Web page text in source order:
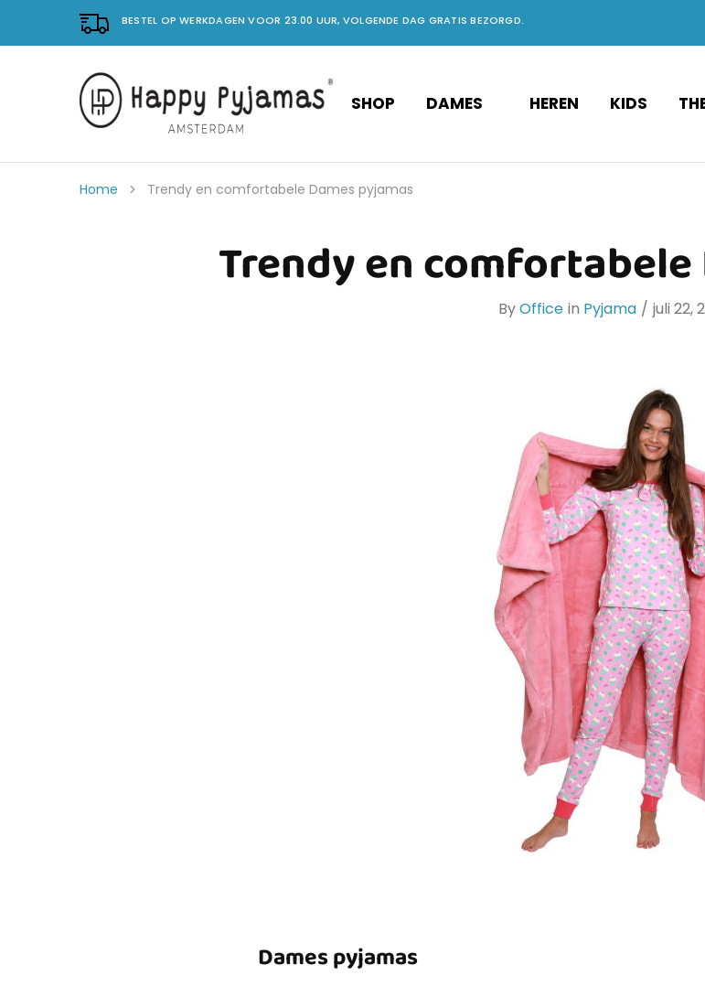
BESTEL OP WERKDAGEN VOOR 23.00 UUR, VOLGENDE DAG GRATIS BEZORGD.
Happy
Pyjama's
No.
pyjama's.
SHOP DAMES HEREN KIDS
Home Trendy en comfortabele Dames pyjamas
Trendy en comfortabele
ByOffice in Pyjama juli 22,
Dames pyjamas